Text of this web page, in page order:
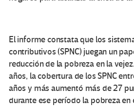
El informe constata que los
contributivos (SPNC) juegan un
reducción de la pobreza en la
años, la cobertura de los SPNC
años y más aumentó más de 27
durante ese período la pobreza en